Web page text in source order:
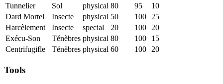
Tunnelier
Sol physical 80 95
10
Dard Mortel
Insecte physical 50 100
25
Harcèlement
Insecte special 20 100
20
Exécu-Son
Ténèbres physical 80 100
15
Centrifugifle
Ténèbres physical 60 100 20
Tools